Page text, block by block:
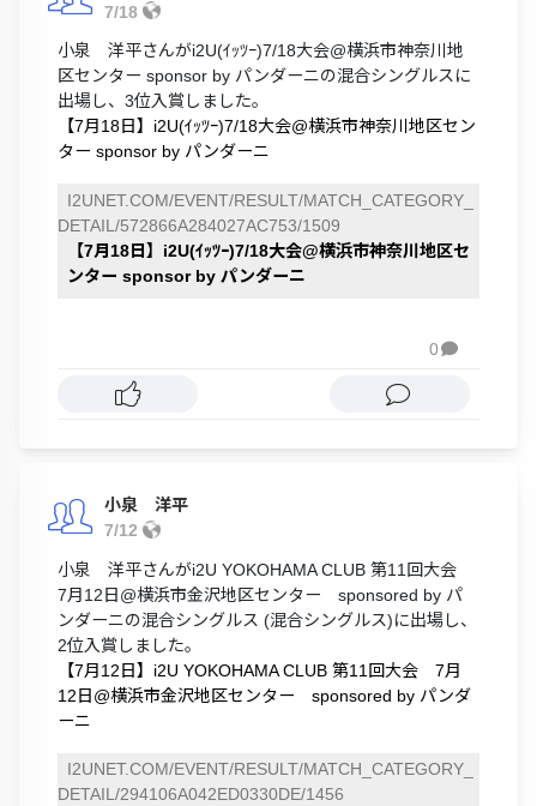
7/18
小泉 洋平さんがi2U(ｲｯﾂｰ)7/18大会@横浜市神奈川地
区センター sponsor by パンダーニの混合シングルスに
出場し、3位入賞しました。
【7月18日】i2U(ｲｯﾂｰ)7/18大会@横浜市神奈川地区セン
ター sponsor by パンダーニ
I2UNET.COM/EVENT/RESULT/MATCH_CATEGORY_
DETAIL/572866A284027AC753/1509
【7月18日】i2U(ｲｯﾂｰ)7/18大会@横浜市神奈川地区セ
ンター sponsor by パンダーニ
0
小泉 洋平
7/12
小泉 洋平さんがi2U YOKOHAMA CLUB 第11回大会
7月12日@横浜市金沢地区センター sponsored by パ
ンダーニの混合シングルス (混合シングルス)に出場し、
2位入賞しました。
【7月12日】i2U YOKOHAMA CLUB 第11回大会 7月
12日@横浜市金沢地区センター sponsored by パンダ
ーニ
I2UNET.COM/EVENT/RESULT/MATCH_CATEGORY_
DETAIL/294106A042ED0330DE/1456